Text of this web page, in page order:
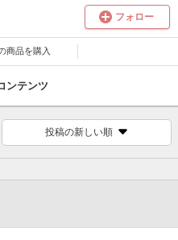
フォロー
商品を購入
ンテンツ
投稿の新しい順